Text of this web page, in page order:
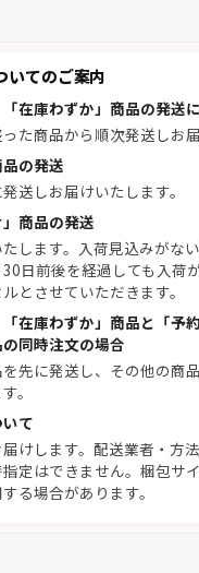
いてのご案内
「在庫わずか」商品の発送
た商品から順次発送しお
品の発送
送しお届けいたします。
」商品の発送
します。入荷見込みがな
日前後を経過しても入荷
とさせていただきます。
「在庫わずか」商品と「予
同時注文の場合
先に発送し、その他の商
。
て
けします。配送業者・方
定はできません。梱包サ
る場合があります。